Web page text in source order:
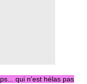
qui n'est hélas pas